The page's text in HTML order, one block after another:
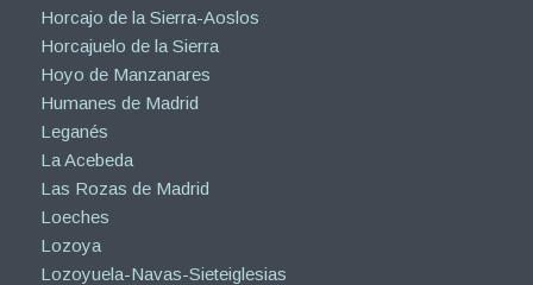
Horcajo de la Sierra-Aoslos
Horcajuelo de la Sierra
Hoyo de Manzanares
Humanes de Madrid
Leganés
La Acebeda
Las Rozas de Madrid
Loeches
Lozoya
Lozoyuela-Navas-Sieteiglesias